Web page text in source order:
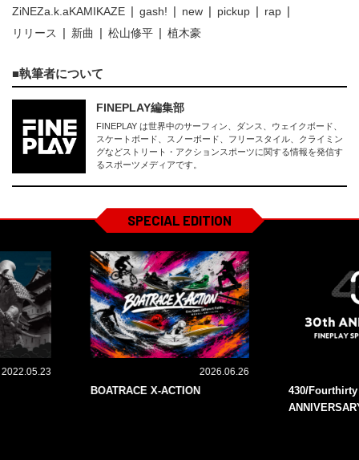
ZiNEZa.k.aKAMIKAZE gash! new pickup
rap
リリース
新曲 松山修平 植木豪
執筆者について
FINEPLAY編集部
FINEPLAY は世界中のサーフィン、ダンス、ウェイクボード、
スケートボード、スノーボード、フリースタイル、クライミン
グなどストリート・アクションスポーツに関する情報を発信す
るスポーツメディアです。
SPECIAL EDITION
2022.05.23 2026.06.26
BOATRACE X-ACTION
430/